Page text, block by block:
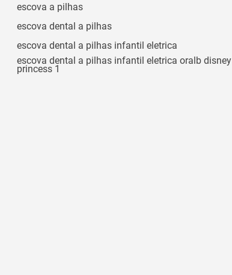
Efeito Lifting e Contorno V-shape,
Estimulação de Colágeno e Circulação, Ação
Redução de Inchaço, Potencializador de
Cosméticos, Alívio de Tensões e Bruxismo
Ver todos
escova a pilhas
escova dental a pilhas
escova dental a pilhas infantil eletrica
escova dental a pilhas infantil eletrica oralb disney
princess 1